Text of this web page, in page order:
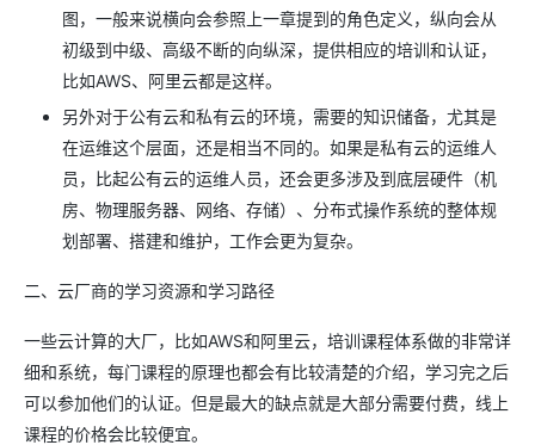
图，一般来说横向会参照上一章提到的角色定义，纵向会从
初级到中级、高级不断的向纵深，提供相应的培训和认证，
比如AWS、阿里云都是这样。
另外对于公有云和私有云的环境，需要的知识储备，尤其是
在运维这个层面，还是相当不同的。如果是私有云的运维人
员，比起公有云的运维人员，还会更多涉及到底层硬件（机
房、物理服务器、网络、存储）、分布式操作系统的整体规
划部署、搭建和维护，工作会更为复杂。
二、云厂商的学习资源和学习路径
一些云计算的大厂，比如AWS和阿里云，培训课程体系做的非常详
细和系统，每门课程的原理也都会有比较清楚的介绍，学习完之后
可以参加他们的认证。但是最大的缺点就是大部分需要付费，线上
课程的价格会比较便宜。